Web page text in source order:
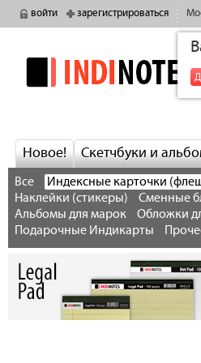
войти зарегистрироваться
indinotes
Новое! Скетчбуки и
Все Индексные карточки
Наклейки (стикеры)
Сменные
Альбомы для марок
Обложки
Подарочные Индикарты